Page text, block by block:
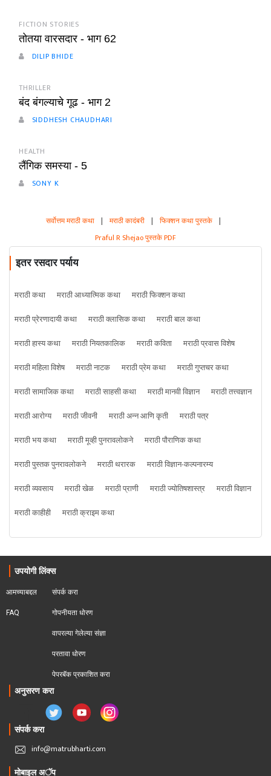
FICTION STORIES
तोतया वारसदार - भाग 62
DILIP BHIDE
THRILLER
बंद बंगल्याचे गूढ - भाग 2
SIDDHESH CHAUDHARI
HEALTH
लैंगिक समस्या - 5
SONY K
सर्वोत्तम मराठी कथा | मराठी कादंबरी | फिक्शन कथा पुस्तके |
Praful R Shejao पुस्तके PDF
इतर रसदार पर्याय
मराठी कथा मराठी आध्यात्मिक कथा
मराठी फिक्शन कथा
मराठी प्रेरणादायी कथा
मराठी क्लासिक कथा
मराठी बाल कथा
मराठी हास्य कथा
मराठी नियतकालिक मराठी कविता
मराठी प्रवास विशेष
मराठी महिला विशेष
मराठी नाटक मराठी प्रेम कथा
मराठी गुप्तचर कथा
मराठी सामाजिक कथा
मराठी साहसी कथा मराठी मानवी विज्ञान
मराठी तत्त्वज्ञान
मराठी आरोग्य
मराठी जीवनी मराठी अन्न आणि कृती
मराठी पत्र
मराठी भय कथा
मराठी मूव्ही पुनरावलोकने
मराठी पौराणिक कथा
मराठी पुस्तक पुनरावलोकने
मराठी थरारक
मराठी विज्ञान-कल्पनारम्य
मराठी व्यवसाय
मराठी खेळ मराठी प्राणी मराठी ज्योतिषशास्त्र
मराठी विज्ञान
मराठी काहीही
मराठी क्राइम कथा
उपयोगी लिंक्स
आमच्याबद्दल
FAQ
संपर्क करा
गोपनीयता धोरण
वापरल्या गेलेल्या संज्ञा
परतावा धोरण
पेपरबॅक प्रकाशित करा
अनुसरण करा
संपर्क करा
info@matrubharti.com
मोबाइल अॅप